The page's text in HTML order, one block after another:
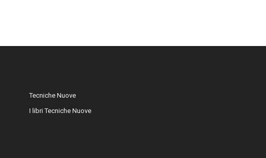
Tecniche Nuove
I libri Tecniche Nuove